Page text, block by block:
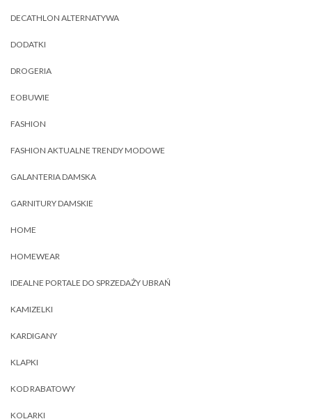
DECATHLON ALTERNATYWA
DODATKI
DROGERIA
EOBUWIE
FASHION
FASHION AKTUALNE TRENDY MODOWE
GALANTERIA DAMSKA
GARNITURY DAMSKIE
HOME
HOMEWEAR
IDEALNE PORTALE DO SPRZEDAŻY UBRAŃ
KAMIZELKI
KARDIGANY
KLAPKI
KOD RABATOWY
KOLARKI